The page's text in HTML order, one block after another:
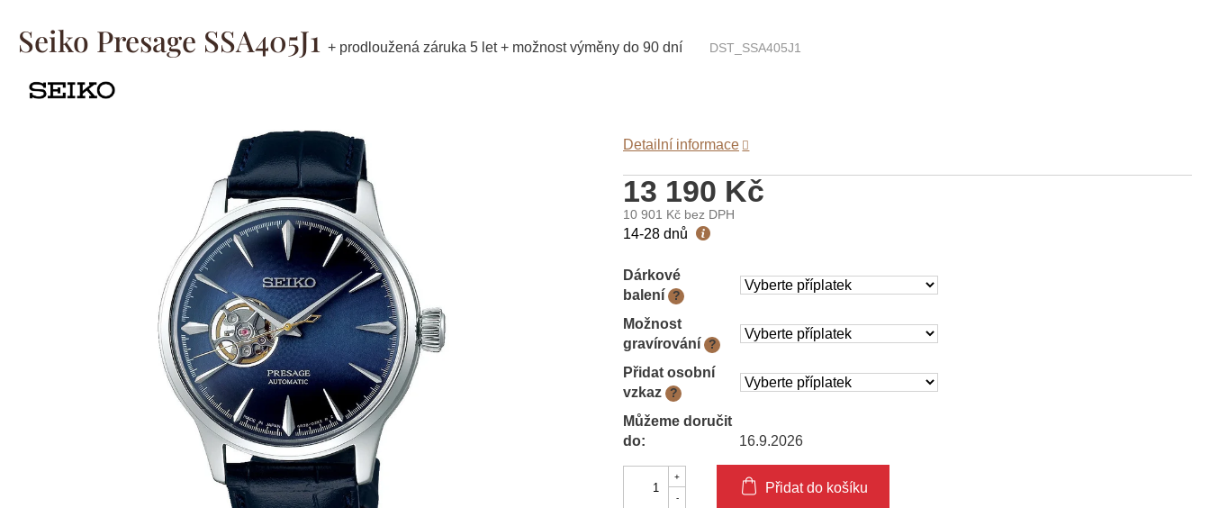
Seiko Presage SSA405J1 + prodloužená záruka 5 let + možnost výměny do 90 dní DST_SSA405J1
Značka:Seiko
13 190 Kč
10 901 Kč bez DPH
Měrná
14-28 dnů
Dárkové
balení
?
Možnost
gravírování
?
Přidat osobní
vzkaz
?
Můžeme doručit
do:
16.9.2026
Přidat do košíku
Detailní informace